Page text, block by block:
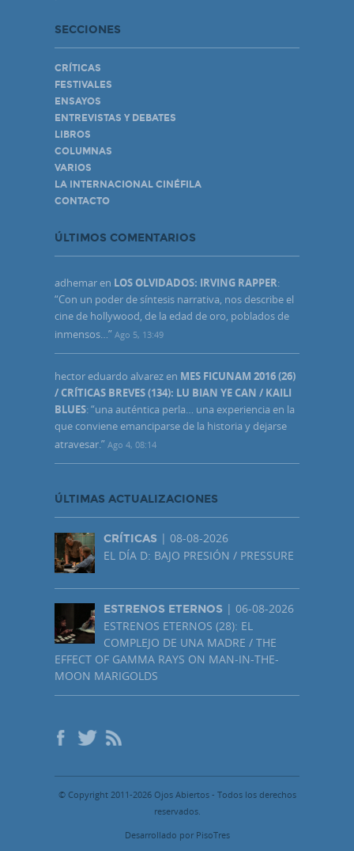
SECCIONES
CRÍTICAS
FESTIVALES
ENSAYOS
ENTREVISTAS Y DEBATES
LIBROS
COLUMNAS
VARIOS
LA INTERNACIONAL CINÉFILA
CONTACTO
ÚLTIMOS COMENTARIOS
adhemar en LOS OLVIDADOS: IRVING RAPPER:
“Con un poder de síntesis narrativa, nos describe el
cine de hollywood, de la edad de oro, poblados de
inmensos…” Ago 5, 13:49
hector eduardo alvarez en MES FICUNAM 2016 (26)
/ CRÍTICAS BREVES (134): LU BIAN YE CAN / KAILI
BLUES: “una auténtica perla… una experiencia en la
que conviene emanciparse de la historia y dejarse
atravesar.” Ago 4, 08:14
ÚLTIMAS ACTUALIZACIONES
CRÍTICAS | 08-08-2026
EL DÍA D: BAJO PRESIÓN / PRESSURE
ESTRENOS ETERNOS | 06-08-2026
ESTRENOS ETERNOS (28): EL
COMPLEJO DE UNA MADRE / THE
EFFECT OF GAMMA RAYS ON MAN-IN-THE-
MOON MARIGOLDS
© Copyright 2011-2026 Ojos Abiertos - Todos los derechos
reservados.
Desarrollado por PisoTres